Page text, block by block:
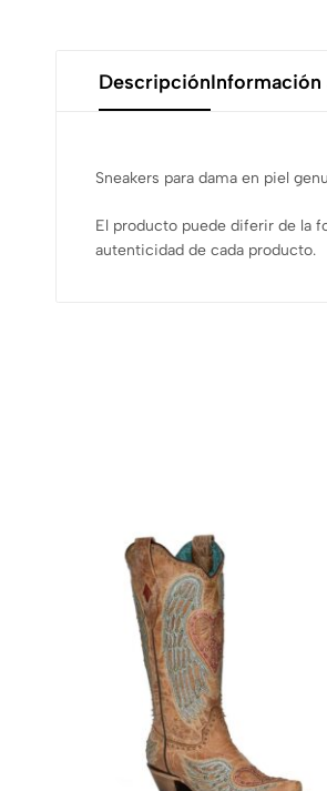
DescripciónInformación
Sneakers para dama en piel
El producto puede diferir de la
autenticidad de cada producto.